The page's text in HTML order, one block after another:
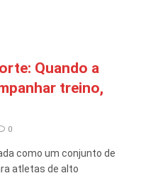
Quando a
treino,
0
como um conjunto de
atletas de alto